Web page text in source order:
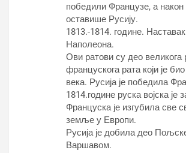
победили Французе, а након
оставише Русију.
1813.-1814. године.
Наполеона.
Ови ратови су део великога
францускога рата који је
века. Русија је победила
1814.године руска војска је
Француска је изгубила све
земље у Европи.
Русија је добила део
Варшавом.